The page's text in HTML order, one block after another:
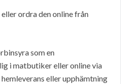
ordra den online från
som en
i matbutiker eller online via
eller upphämtning